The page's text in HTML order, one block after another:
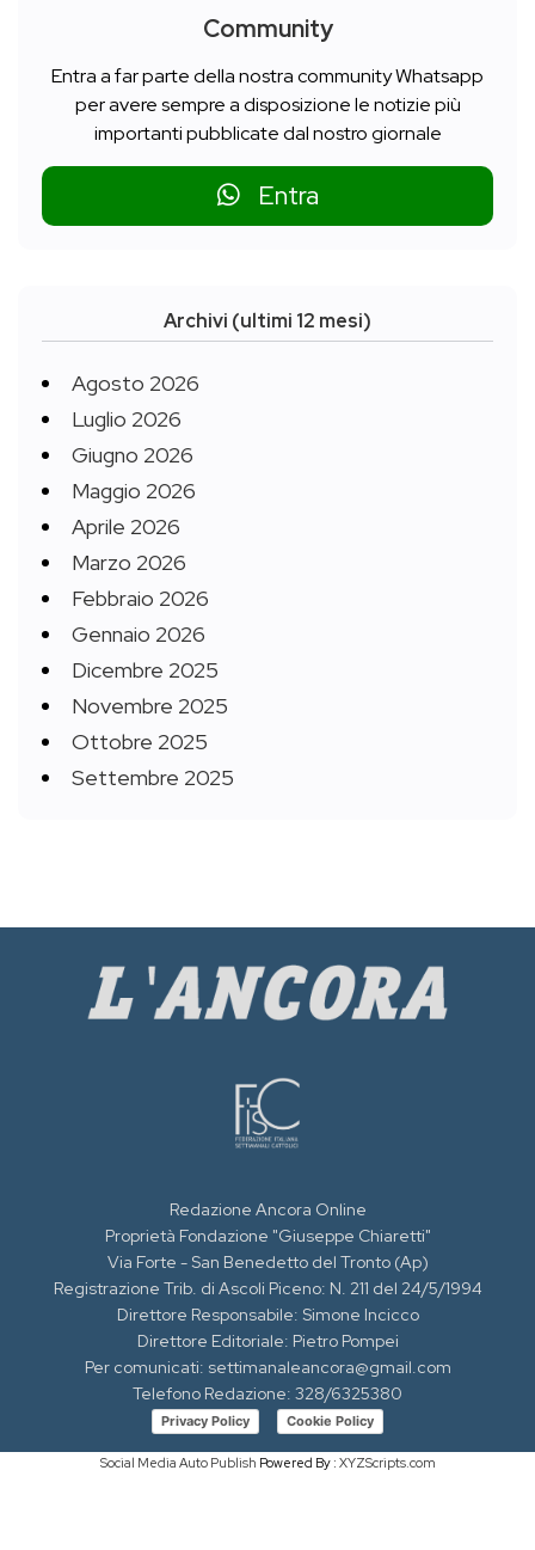
Community
Entra a far parte della nostra community Whatsapp
per avere sempre a disposizione le notizie più
importanti pubblicate dal nostro giornale
Entra
Archivi (ultimi 12 mesi)
Agosto 2026
Luglio 2026
Giugno 2026
Maggio 2026
Aprile 2026
Marzo 2026
Febbraio 2026
Gennaio 2026
Dicembre 2025
Novembre 2025
Ottobre 2025
Settembre 2025
Redazione Ancora Online
Proprietà Fondazione "Giuseppe Chiaretti"
Via Forte - San Benedetto del Tronto (Ap)
Registrazione Trib. di Ascoli Piceno: N. 211 del 24/5/1994
Direttore Responsabile: Simone Incicco
Direttore Editoriale: Pietro Pompei
Per comunicati: settimanaleancora@gmail.com
Telefono Redazione: 328/6325380
Privacy Policy Cookie Policy
Social Media Auto Publish Powered By : XYZScripts.com